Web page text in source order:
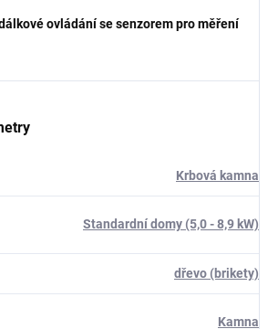
ovládání se senzorem pro měření
Krbová kamna
Standardní domy (5,0 - 8,9 kW)
dřevo (brikety)
Kamna